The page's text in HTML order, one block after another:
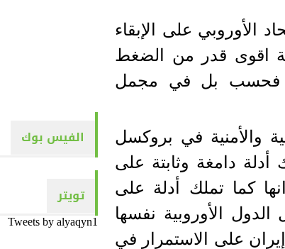
الأوروبي على الإبقاء
اقوى قدر من الضغط
فحسب بل في مجمل
والأمنية في بروكسل
أدلة دامغة وثابتة على
كما تملك أدلة على
الأوروبية نفسها
على الاستمرار في
الفيس بوك
تويتر
Tweets by alyaqyn1